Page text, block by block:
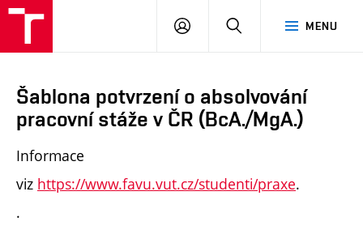
MENU
PŘIHLÁSIT
Šablona potvrzení o absolvování
pracovní stáže v ČR (BcA./MgA.)
Informace
viz https://www.favu.vut.cz/studenti/praxe.
.